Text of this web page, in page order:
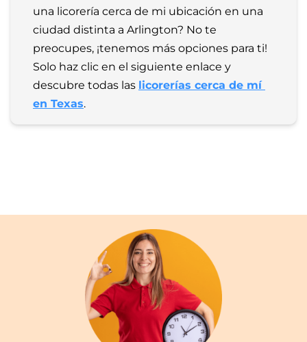
una licorería cerca de mi ubicación en una
ciudad distinta a Arlington? No te
preocupes, ¡tenemos más opciones para ti!
Solo haz clic en el siguiente enlace y
descubre todas las licorerías cerca de mí
en Texas.